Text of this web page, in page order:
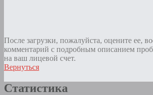
После загрузки, пожалуйста, оцените ее,
комментарий с подробным описанием
на ваш лицевой счет.
Вернуться
Статистика